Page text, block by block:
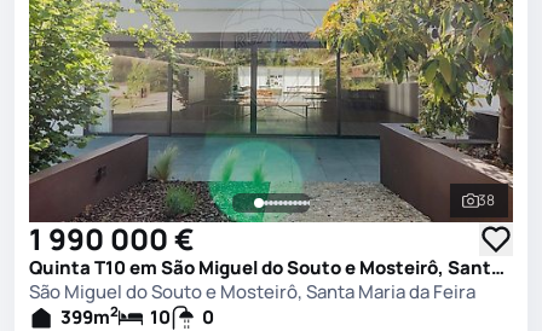
Ver
38
1 990 000 €
Quinta T10 em São Miguel do Souto e Mosteirô, Santa Maria da Feira
São Miguel do Souto e Mosteirô, Santa Maria da Feira
399m2 10 0